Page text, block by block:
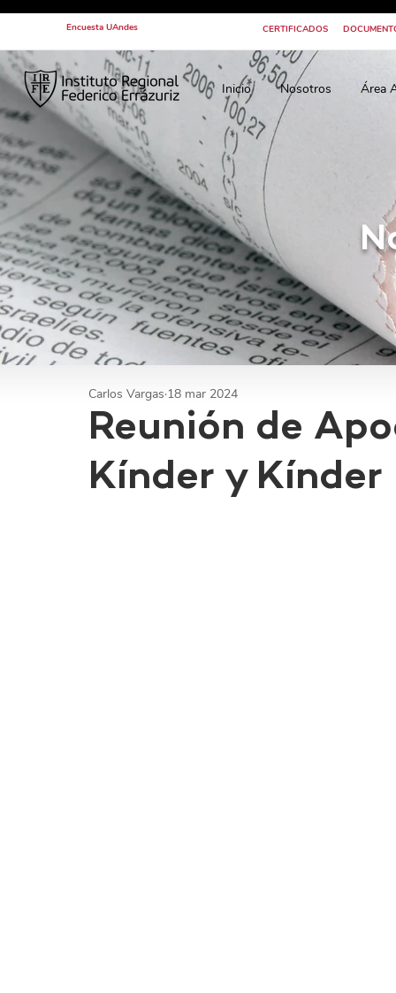
Encuesta UAndes CERTIFICADOS
Inicio Nosotros Área
Reunión de
Kínder y Kínder
Carlos Vargas 18 mar 2024